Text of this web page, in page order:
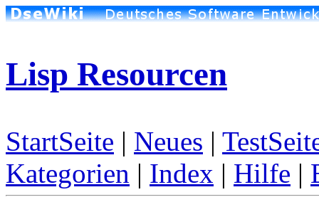
Lisp Resourcen
StartSeite | Neues |
Kategorien | Index | Hilfe |